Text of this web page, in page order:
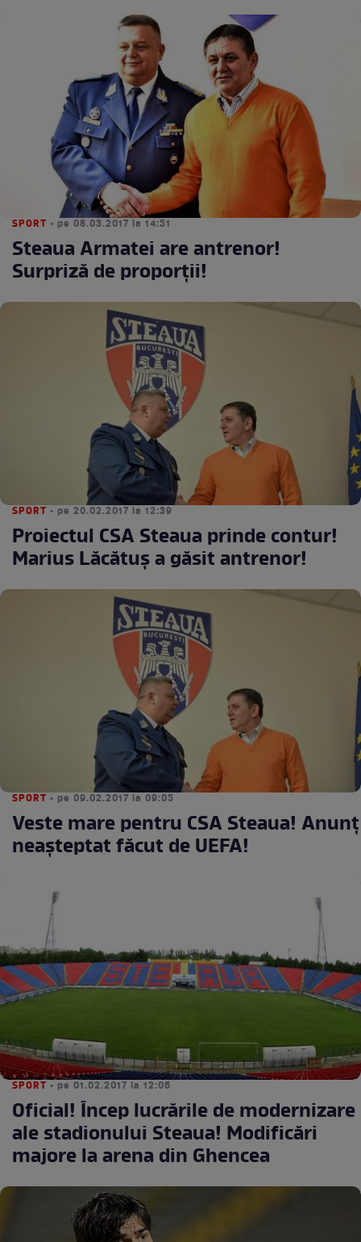
SPORT • pe 08.03.2017 la 14:51
Steaua Armatei are antrenor!
Surpriză de proporţii!
SPORT • pe 20.02.2017 la 12:39
Proiectul CSA Steaua prinde contur!
Marius Lăcătuş a găsit antrenor!
SPORT • pe 09.02.2017 la 09:05
Veste mare pentru CSA Steaua! Anunţ
neaşteptat făcut de UEFA!
SPORT • pe 01.02.2017 la 12:06
Oficial! Încep lucrările de modernizare
ale stadionului Steaua! Modificări
majore la arena din Ghencea